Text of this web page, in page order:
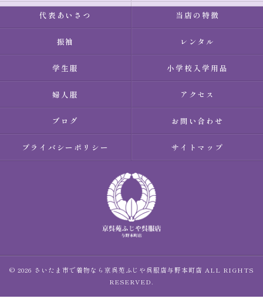
代表あいさつ 当店の特徴
振袖 レンタル
学生服 小学校入学用品
婦人服 アクセス
ブログ お問い合わせ
プライバシーポリシー サイトマップ
© 2026 さいたま市で着物なら京呉苑ふじや呉服店与野本町店 ALL RIGHTS
RESERVED.